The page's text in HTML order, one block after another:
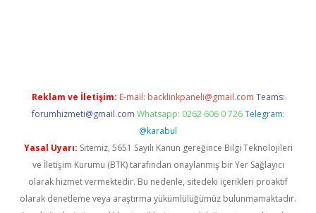
Reklam ve İletişim: E-mail: backlinkpaneli@gmail.com Teams:
forumhizmeti@gmail.com Whatsapp: 0262 606 0 726 Telegram:
@karabul
Yasal Uyarı: Sitemiz, 5651 Sayılı Kanun gereğince Bilgi Teknolojileri
ve İletişim Kurumu (BTK) tarafından onaylanmış bir Yer Sağlayıcı
olarak hizmet vermektedir. Bu nedenle, sitedeki içerikleri proaktif
olarak denetleme veya araştırma yükümlülüğümüz bulunmamaktadır.